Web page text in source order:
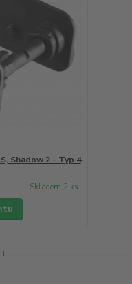
Shadow 2 - Typ 4
Skladem 2 ks